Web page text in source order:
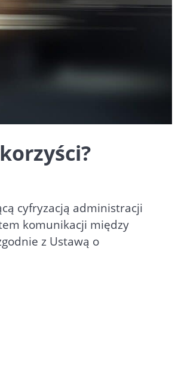
cyfryzacją administracji
komunikacji między
z Ustawą o